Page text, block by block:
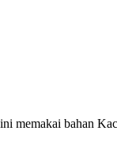
memakai bahan